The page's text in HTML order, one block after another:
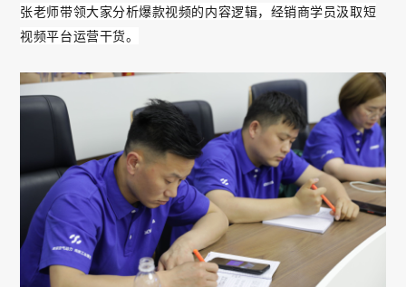
张老师带领大家分析爆款视频的内容逻辑，经销商学员汲取短
视频平台运营干货。